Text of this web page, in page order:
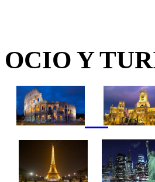
OCIO Y